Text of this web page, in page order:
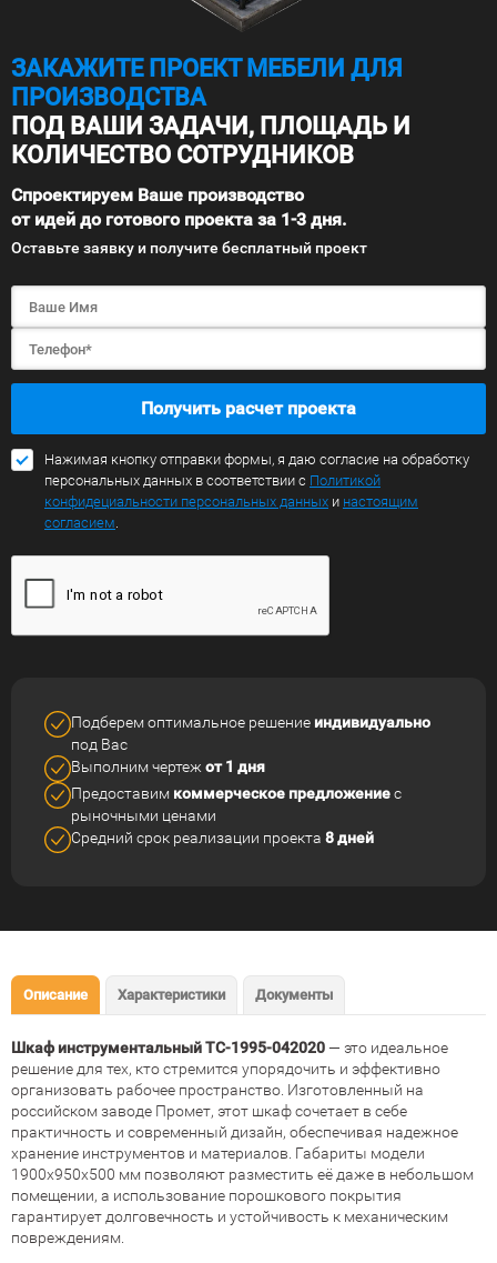
ЗАКАЖИТЕ ПРОЕКТ МЕБЕЛИ ДЛЯ
ПРОИЗВОДСТВА
ПОД ВАШИ ЗАДАЧИ, ПЛОЩАДЬ И
КОЛИЧЕСТВО СОТРУДНИКОВ
Спроектируем Ваше производство
от идей до готового проекта за 1-3 дня.
Оставьте заявку и получите бесплатный проект
Получить расчет проекта
Нажимая кнопку отправки формы, я даю согласие на обработку
персональных данных в соответствии с Политикой
конфидециальности персональных данных и настоящим
согласием
Подберем оптимальное решение индивидуально
под Вас
Выполним чертеж от 1 дня
Предоставим коммерческое предложениес
рыночными ценами
Средний срок реализации проекта 8 дней
Описание Характеристики Документы
Шкаф инструментальный TC-1995-042020— это идеальное
решение для тех, кто стремится упорядочить и эффективно
организовать рабочее пространство. Изготовленный на
российском заводе Промет, этот шкаф сочетает в себе
практичность и современный дизайн, обеспечивая надежное
хранение инструментов и материалов. Габариты модели
1900х950х500 мм позволяют разместить её даже в небольшом
помещении, а использование порошкового покрытия
гарантирует долговечность и устойчивость к механическим
повреждениям.